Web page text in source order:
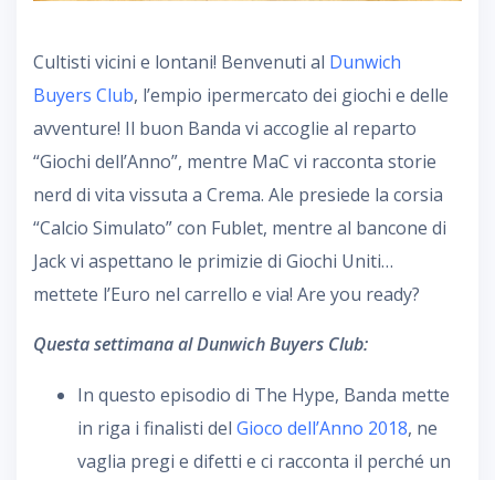
Cultisti vicini e lontani! Benvenuti al Dunwich
Buyers Club, l’empio ipermercato dei giochi e delle
avventure! Il buon Banda vi accoglie al reparto
“Giochi dell’Anno”, mentre MaC vi racconta storie
nerd di vita vissuta a Crema. Ale presiede la corsia
“Calcio Simulato” con Fublet, mentre al bancone di
Jack vi aspettano le primizie di Giochi Uniti…
mettete l’Euro nel carrello e via! Are you ready?
Questa settimana al Dunwich Buyers Club:
In questo episodio di The Hype, Banda mette
in riga i finalisti del Gioco dell’Anno 2018, ne
vaglia pregi e difetti e ci racconta il perché un